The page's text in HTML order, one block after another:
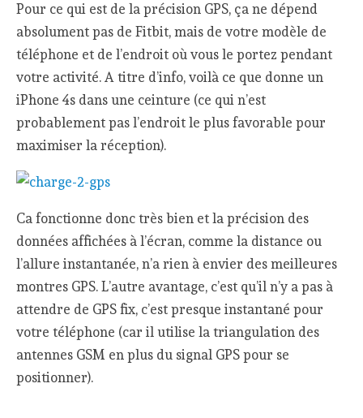
Pour ce qui est de la précision GPS, ça ne dépend
absolument pas de Fitbit, mais de votre modèle de
téléphone et de l’endroit où vous le portez pendant
votre activité. A titre d’info, voilà ce que donne un
iPhone 4s dans une ceinture (ce qui n’est
probablement pas l’endroit le plus favorable pour
maximiser la réception).
Ca fonctionne donc très bien et la précision des
données affichées à l’écran, comme la distance ou
l’allure instantanée, n’a rien à envier des meilleures
montres GPS. L’autre avantage, c’est qu’il n’y a pas à
attendre de GPS fix, c’est presque instantané pour
votre téléphone (car il utilise la triangulation des
antennes GSM en plus du signal GPS pour se
positionner).